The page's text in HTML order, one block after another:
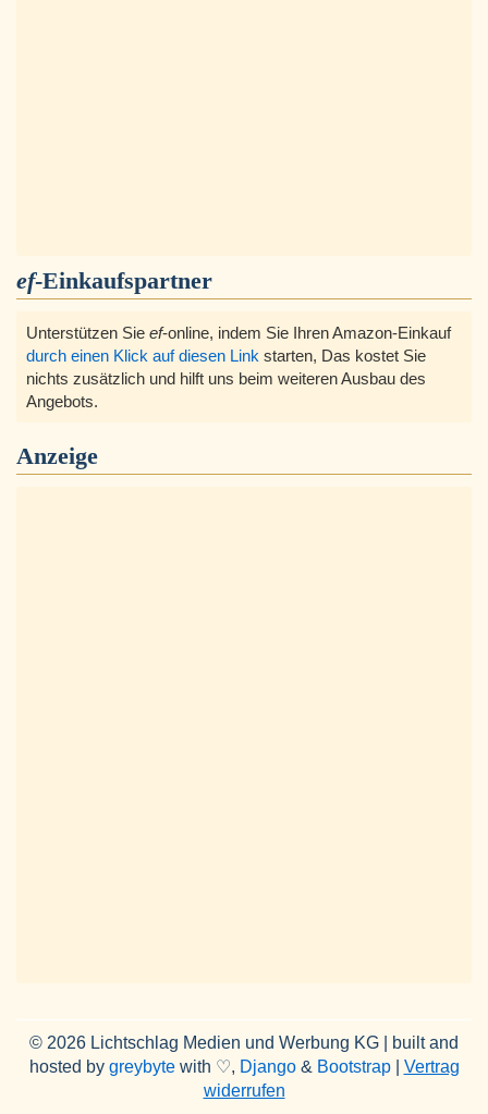
ef-Einkaufspartner
Unterstützen Sie ef-online, indem Sie Ihren Amazon-Einkauf
durch einen Klick auf diesen Link starten, Das kostet Sie
nichts zusätzlich und hilft uns beim weiteren Ausbau des
Angebots.
Anzeige
© 2026 Lichtschlag Medien und Werbung KG | built and
hosted by greybytewith ♡, Django& Bootstrap| Vertrag
widerrufen